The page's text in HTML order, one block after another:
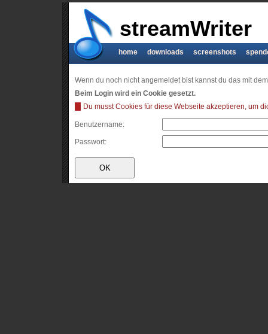
streamWriter
home downloads screenshots
Wenn du noch nicht angemeldet bist kannst du das mit
Beim Login wird ein Cookie gesetzt.
Du musst Cookies für diese Webseite akzeptieren, um
Benutzername:
Passwort: